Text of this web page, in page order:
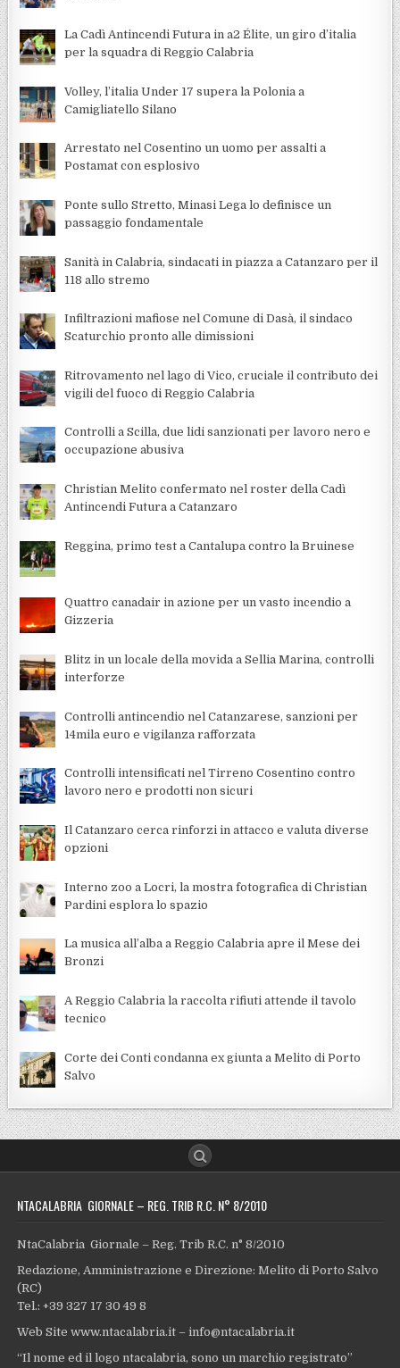
La Cadì Antincendi Futura in a2 Élite, un giro d’italia
per la squadra di Reggio Calabria
Volley, l’italia Under 17 supera la Polonia a
Camigliatello Silano
Arrestato nel Cosentino un uomo per assalti a
Postamat con esplosivo
Ponte sullo Stretto, Minasi Lega lo definisce un
passaggio fondamentale
Sanità in Calabria, sindacati in piazza a Catanzaro per il
118 allo stremo
Infiltrazioni mafiose nel Comune di Dasà, il sindaco
Scaturchio pronto alle dimissioni
Ritrovamento nel lago di Vico, cruciale il contributo dei
vigili del fuoco di Reggio Calabria
Controlli a Scilla, due lidi sanzionati per lavoro nero e
occupazione abusiva
Christian Melito confermato nel roster della Cadì
Antincendi Futura a Catanzaro
Reggina, primo test a Cantalupa contro la Bruinese
Quattro canadair in azione per un vasto incendio a
Gizzeria
Blitz in un locale della movida a Sellia Marina, controlli
interforze
Controlli antincendio nel Catanzarese, sanzioni per
14mila euro e vigilanza rafforzata
Controlli intensificati nel Tirreno Cosentino contro
lavoro nero e prodotti non sicuri
Il Catanzaro cerca rinforzi in attacco e valuta diverse
opzioni
Interno zoo a Locri, la mostra fotografica di Christian
Pardini esplora lo spazio
La musica all’alba a Reggio Calabria apre il Mese dei
Bronzi
A Reggio Calabria la raccolta rifiuti attende il tavolo
tecnico
Corte dei Conti condanna ex giunta a Melito di Porto
Salvo
NTACALABRIA GIORNALE – REG. TRIB R.C. N° 8/2010
NtaCalabria Giornale – Reg. Trib R.C. n° 8/2010
Redazione, Amministrazione e Direzione: Melito di Porto Salvo
(RC)
Tel.: +39 327 17 30 49 8
Web Site www.ntacalabria.it – info@ntacalabria.it
“Il nome ed il logo ntacalabria, sono un marchio registrato”